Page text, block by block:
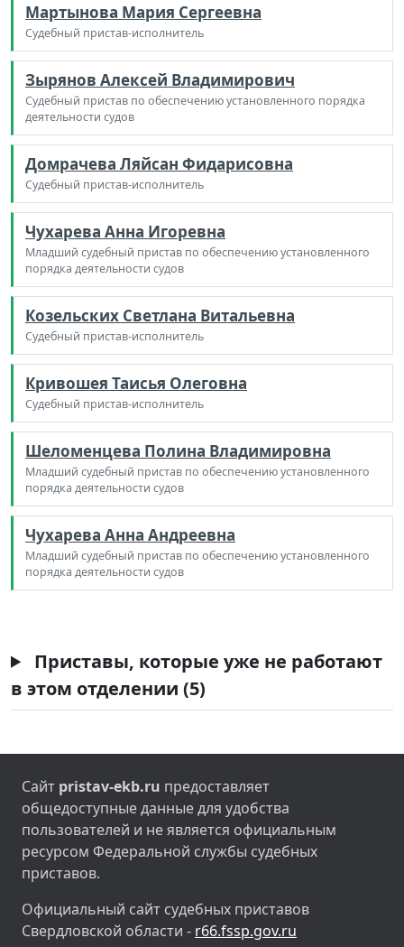
Мартынова Мария Сергеевна
Судебный пристав-исполнитель
Зырянов Алексей Владимирович
Судебный пристав по обеспечению установленного порядка
деятельности судов
Домрачева Ляйсан Фидарисовна
Судебный пристав-исполнитель
Чухарева Анна Игоревна
Младший судебный пристав по обеспечению установленного
порядка деятельности судов
Козельских Светлана Витальевна
Судебный пристав-исполнитель
Кривошея Таисья Олеговна
Судебный пристав-исполнитель
Шеломенцева Полина Владимировна
Младший судебный пристав по обеспечению установленного
порядка деятельности судов
Чухарева Анна Андреевна
Младший судебный пристав по обеспечению установленного
порядка деятельности судов
Приставы, которые уже не работают
в этом отделении (5)
Сайт pristav-ekb.ru предоставляет
общедоступные данные для удобства
пользователей и не является официальным
ресурсом Федеральной службы судебных
приставов.
Официальный сайт судебных приставов
Свердловской области - r66.fssp.gov.ru